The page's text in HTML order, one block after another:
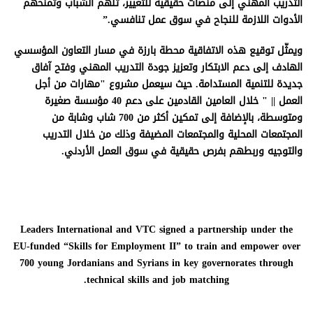
الأدوات اللازمة للنجاح في سوق عمل تنافسي.”
ويمثّل توقيع هذه الاتفاقية محطة بارزة في مسار التعاون المؤسسي
الهادف إلى دعم الابتكار وتعزيز جودة التدريب المهني وفتح آفاق
جديدة للتنمية المستدامة. حيث سيعمل مشروع "مهارات من أجل
العمل || " خلال العامين القادمين على دعم 40 مؤسسة صغيرة
ومتوسطة، بالإضافة إلى تمكين أكثر من 700 شاب وشابة من
المجتمعات المحلية والمجتمعات المضيفة وذلك من خلال التدريب
والتوجيه وربطهم بفرص حقيقية في سوق العمل الأردني.
Leaders International and VTC signed a partnership under the
EU-funded “Skills for Employment II” to train and empower over
700 young Jordanians and Syrians in key governorates through
technical skills and job matching.